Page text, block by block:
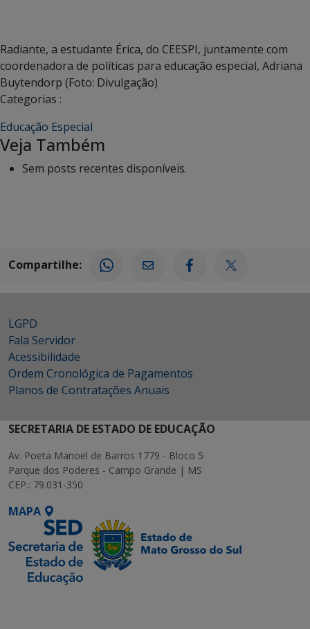
Radiante, a estudante Érica, do CEESPI, juntamente com
coordenadora de políticas para educação especial, Adriana
Buytendorp (Foto: Divulgação)
Categorias :
Educação Especial
Veja Também
Sem posts recentes disponíveis.
Compartilhe:
LGPD
Fala Servidor
Acessibilidade
Ordem Cronológica de Pagamentos
Planos de Contratações Anuais
SECRETARIA DE ESTADO DE EDUCAÇÃO
Av. Poeta Manoel de Barros 1779 - Bloco 5
Parque dos Poderes - Campo Grande | MS
CEP.: 79.031-350
MAPA